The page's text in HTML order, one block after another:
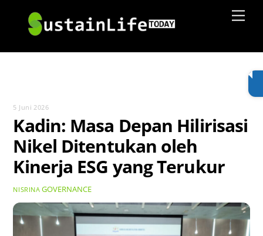
content
5 Juni 2026
Kadin: Masa Depan Hilirisasi
Nikel Ditentukan oleh
Kinerja ESG yang Terukur
NISRINA GOVERNANCE